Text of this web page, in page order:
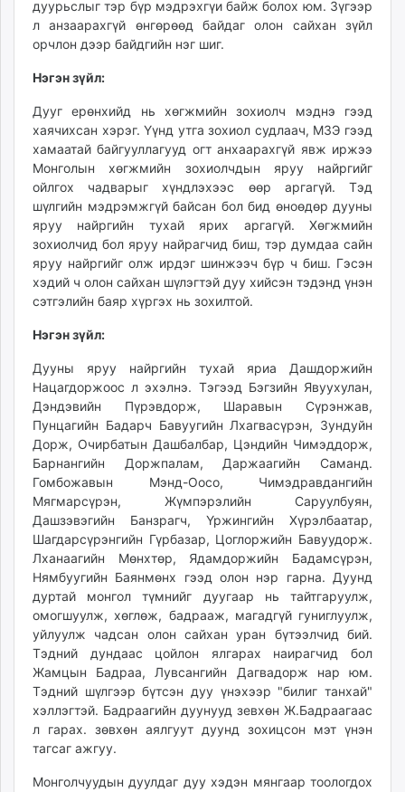
дуурьслыг тэр бүр мэдрэхгүи байж болох юм. Зүгээр
л анзаарахгүй өнгөрөөд байдаг олон сайхан зүйл
орчлон дээр байдгийн нэг шиг.
Нэгэн зүйл:
Дууг ерөнхийд нь хөгжмийн зохиолч мэднэ гээд
хаячихсан хэрэг. Үүнд утга зохиол судлаач, МЗЭ гээд
хамаатай байгууллагууд огт анхаарахгүй явж иржээ
Монголын хөгжмийн зохиолчдын яруу найргийг
ойлгох чадварыг хүндлэхээс өөр аргагүй. Тэд
шүлгийн мэдрэмжгүй байсан бол бид өноөдөр дууны
яруу найргийн тухай ярих аргагүй. Хөгжмийн
зохиолчид бол яруу найрагчид биш, тэр думдаа сайн
яруу найргийг олж ирдэг шинжээч бүр ч биш. Гэсэн
хэдий ч олон сайхан шүлэгтэй дуу хийсэн тэдэнд үнэн
сэтгэлийн баяр хүргэх нь зохилтой.
Нэгэн зүйл:
Дууны яруу найргийн тухай яриа Дашдоржийн
Нацагдоржоос л эхэлнэ. Тэгээд Бэгзийн Явуухулан,
Дэндэвийн Пүрэвдорж, Шаравын Сүрэнжав,
Пунцагийн Бадарч Бавуугийн Лхагвасүрэн, Зундуйн
Дорж, Очирбатын Дашбалбар, Цэндийн Чимэддорж,
Барнангийн Доржпалам, Даржаагийн Саманд.
Гомбожавын Мэнд-Оосо, Чимэдравдангийн
Мягмарсүрэн, Жүмпэрэлийн Саруулбуян,
Дашзэвэгийн Банзрагч, Үржингийн Хүрэлбаатар,
Шагдарсүрэнгийн Гүрбазар, Цоглоржийн Бавуудорж.
Лханаагийн Мөнхтөр, Ядамдоржийн Бадамсүрэн,
Нямбуугийн Баянмөнх гээд олон нэр гарна. Дуунд
дуртай монгол түмнийг дуугаар нь тайтгаруулж,
омогшуулж, хөглөж, бадрааж, магадгүй гуниглуулж,
уйлуулж чадсан олон сайхан уран бүтээлчид бий.
Тэдний дундаас цойлон ялгарах наирагчид бол
Жамцын Бадраа, Лувсангийн Дагвадорж нар юм.
Тэдний шүлгээр бүтсэн дуу үнэхээр "билиг танхай"
хэллэгтэй. Бадраагийн дуунууд зевхөн Ж.Бадраагаас
л гарах. зөвхөн аялгуут дуунд зохицсон мэт үнэн
тагсаг ажгуу.
Монголчуудын дуулдаг дуу хэдэн мянгаар тоологдох